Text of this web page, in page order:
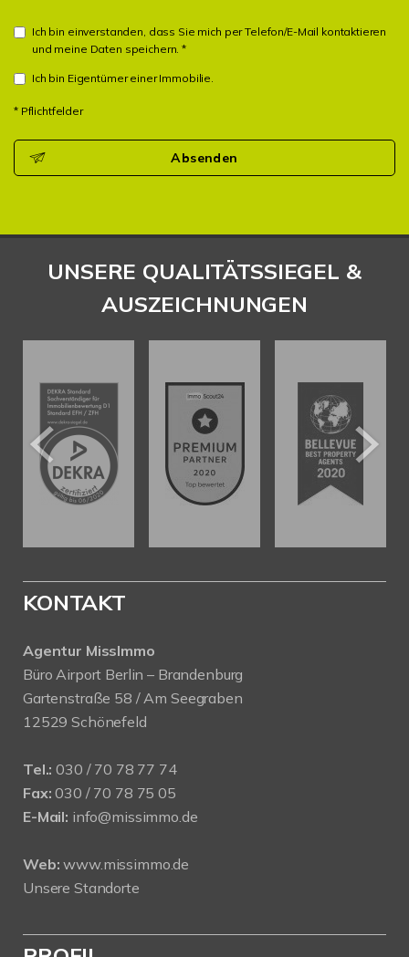
Ich bin einverstanden, dass Sie mich per Telefon/E-Mail kontaktieren
und meine Daten speichern. *
Ich bin Eigentümer einer Immobilie.
* Pflichtfelder
Absenden
UNSERE QUALITÄTSSIEGEL &
AUSZEICHNUNGEN
KONTAKT
Agentur MissImmo
Büro Airport Berlin – Brandenburg
Gartenstraße 58 / Am Seegraben
12529 Schönefeld
Tel.: 030 / 70 78 77 74
Fax: 030 / 70 78 75 05
E-Mail: info@missimmo.de
Web: www.missimmo.de
Unsere Standorte